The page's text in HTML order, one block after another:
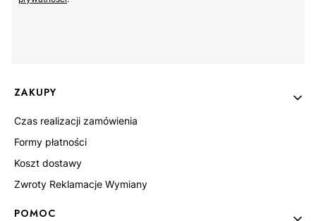
Linki w stopce
ZAKUPY
Czas realizacji zamówienia
Formy płatności
Koszt dostawy
Zwroty Reklamacje Wymiany
POMOC